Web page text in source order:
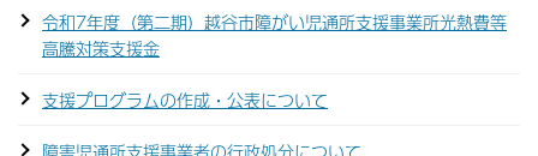
令和7年度（第二期）越谷市障がい児通所支援事業所光熱費等
高騰対策支援金
支援プログラムの作成・公表について